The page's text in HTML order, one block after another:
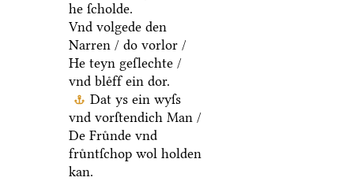
he ſcholde.
Vnd volgede den
Narren / do vorlor /
He teyn geſlechte /
vnd bleͤff ein dor.
Dat ys ein wyſs
vnd vorſtendich Man /
De Fruͤnde vnd
fruͤntſchop wol holden
kan.